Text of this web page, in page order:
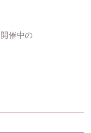
催中の